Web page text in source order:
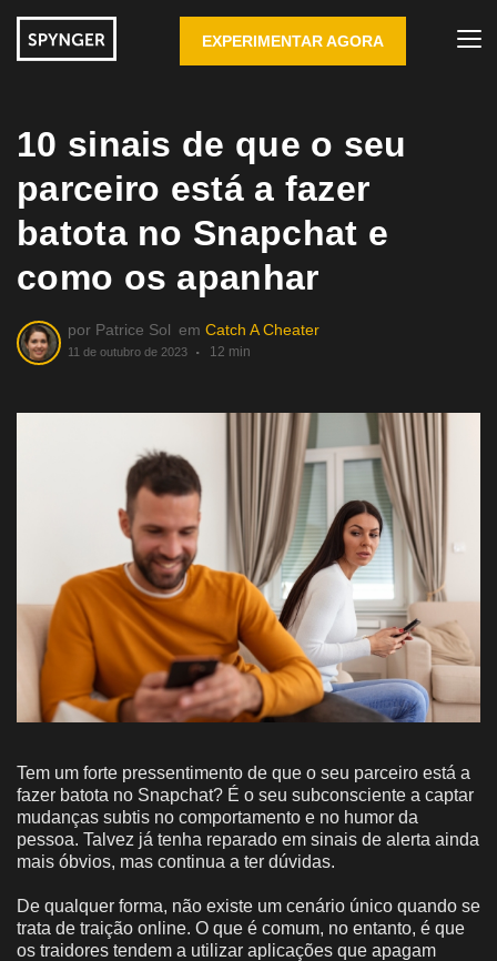
EXPERIMENTAR AGORA
10 sinais de que o seu
parceiro está a fazer
batota no Snapchat e
como os apanhar
por Patrice Sol em Catch A Cheater
11 de outubro de 2023 12 min
Tem um forte pressentimento de que o seu parceiro está a
fazer batota no Snapchat? É o seu subconsciente a captar
mudanças subtis no comportamento e no humor da
pessoa. Talvez já tenha reparado em sinais de alerta ainda
mais óbvios, mas continua a ter dúvidas.
De qualquer forma, não existe um cenário único quando se
trata de traição online. O que é comum, no entanto, é que
os traidores tendem a utilizar aplicações que apagam